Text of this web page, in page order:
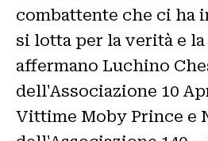
combattente che ci ha
si lotta per la verità e
affermano Luchino
dell'Associazione 10
Vittime Moby Prince e